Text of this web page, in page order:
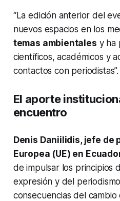
“La edición anterior del
nuevos espacios en los
temas ambientales y ha
científicos, académicos y
contactos con periodistas”.
El aporte
encuentro
Denis Daniilidis, jefe de
Europea (UE) en
de impulsar los principios
expresión y del
consecuencias del cambio